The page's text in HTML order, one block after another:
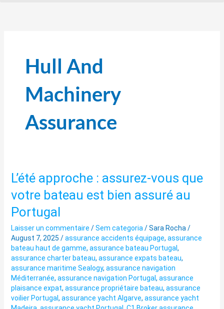
Hull And
Machinery
Assurance
L’été approche : assurez-vous que
votre bateau est bien assuré au
Portugal
Laisser un commentaire /Sem categoria /Sara Rocha /
August 7, 2025 /assurance accidents équipage, assurance
bateau haut de gamme, assurance bateau Portugal ,
assurance charter bateau, assurance expats bateau,
assurance maritime Sealogy, assurance navigation
Méditerranée, assurance navigation Portugal , assurance
plaisance expat, assurance propriétaire bateau, assurance
voilier Portugal , assurance yacht Algarve, assurance yacht
L’été
assurez-
vous
que
votre
bateau
est
bien
assuré